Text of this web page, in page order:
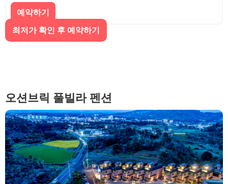
예약하기
최저가 확인 후 예약하기
오션브릭 풀빌라 펜션